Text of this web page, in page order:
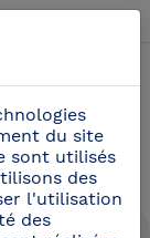
du site
sont utilisés
des
l'utilisation
des